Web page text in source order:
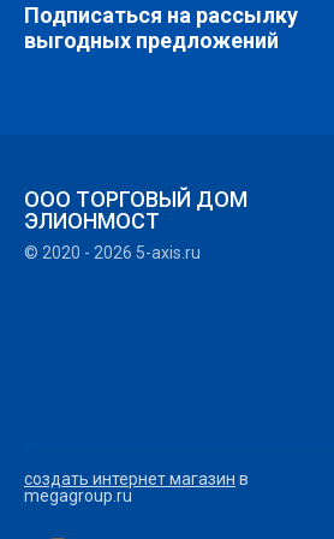
Подписаться на рассылку
выгодных предложений
ООО ТОРГОВЫЙ ДОМ
ЭЛИОНМОСТ
© 2020 - 2026 5-axis.ru
создать интернет магазин в
megagroup.ru